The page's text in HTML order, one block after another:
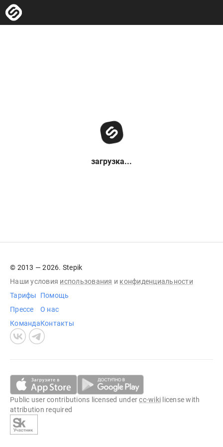
загрузка...
© 2013 — 2026. Stepik
Наши условия использования и конфиденциальности
Тарифы
Прессе
Команда
Помощь
О нас
Контакты
Public user contributions licensed undercc-wiki license with
attribution required